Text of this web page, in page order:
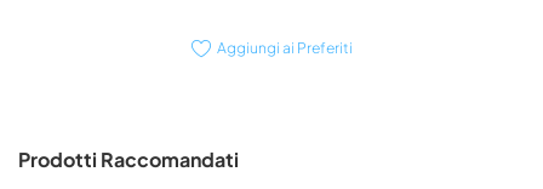
Aggiungi ai Preferiti
Prodotti Raccomandati